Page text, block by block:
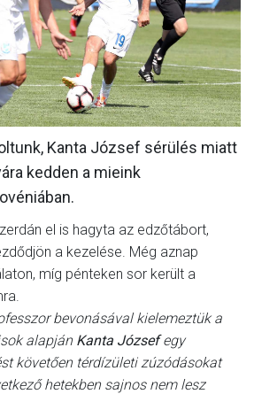
MÉRKŐZÉSEK
KLUB
GALÉRIA
ÉLMÉNYEK
AKKREDITÁCIÓ
Kanta József sérülés miatt
kedden a mieink
el is hagyta az edzőtábort,
a kezelése. Még aznap
míg pénteken sor került a
bevonásával kielemeztük a
alapján Kanta Józsefegy
követően térdízületi zúzódásokat
hetekben sajnos nem lesz